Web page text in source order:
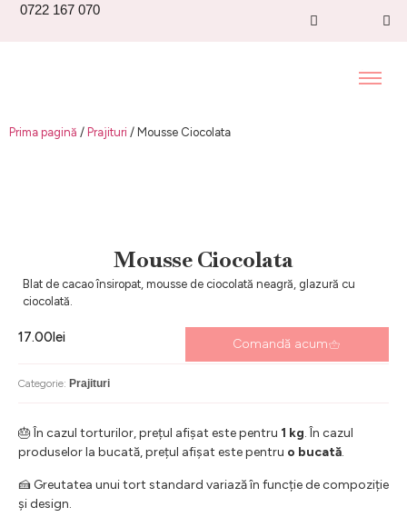
0722 167 070
Prima pagină / Prajituri / Mousse Ciocolata
Mousse Ciocolata
Blat de cacao însiropat, mousse de ciocolată neagră, glazură cu
ciocolată.
17.00 lei Comandă acum
Categorie: Prajituri
🎂 În cazul torturilor, prețul afișat este pentru 1 kg. În cazul
produselor la bucată, prețul afișat este pentru o bucată.
🍰 Greutatea unui tort standard variază în funcție de compoziție
și design.